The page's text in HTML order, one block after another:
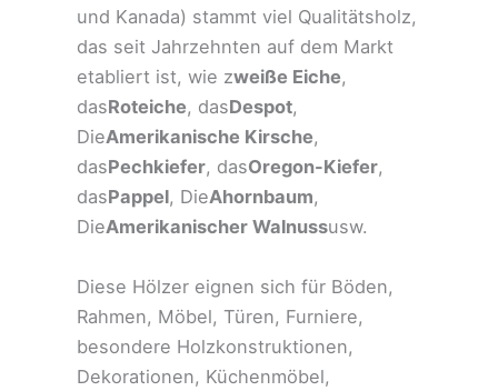
und Kanada) stammt viel Qualitätsholz,
das seit Jahrzehnten auf dem Markt
etabliert ist, wie zweiße Eiche,
dasRoteiche, dasDespot,
DieAmerikanische Kirsche,
dasPechkiefer, dasOregon-Kiefer,
dasPappel, DieAhornbaum,
DieAmerikanischer Walnussusw.
Diese Hölzer eignen sich für Böden,
Rahmen, Möbel, Türen, Furniere,
besondere Holzkonstruktionen,
Dekorationen, Küchenmöbel,